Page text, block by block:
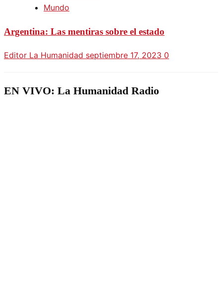
Mundo
Argentina: Las mentiras sobre el estado
Editor La Humanidad septiembre 17, 2023 0
EN VIVO: La Humanidad Radio